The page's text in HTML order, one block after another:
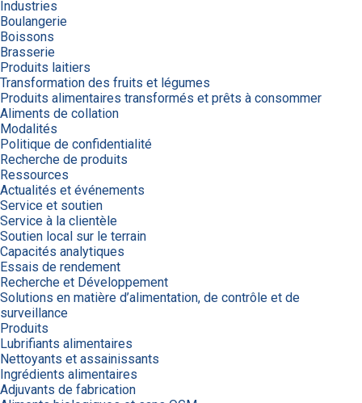
Industries
Boulangerie
Boissons
Brasserie
Produits laitiers
Transformation des fruits et légumes
Produits alimentaires transformés et prêts à consommer
Aliments de collation
Modalités
Politique de confidentialité
Recherche de produits
Ressources
Actualités et événements
Service et soutien
Service à la clientèle
Soutien local sur le terrain
Capacités analytiques
Essais de rendement
Recherche et Développement
Solutions en matière d’alimentation, de contrôle et de
surveillance
Produits
Lubrifiants alimentaires
Nettoyants et assainissants
Ingrédients alimentaires
Adjuvants de fabrication